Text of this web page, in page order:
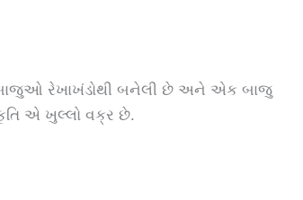
રેખાખંડોથી બનેલી છે અને એક બાજુ
એ ખુલ્લો વક્ર છે.